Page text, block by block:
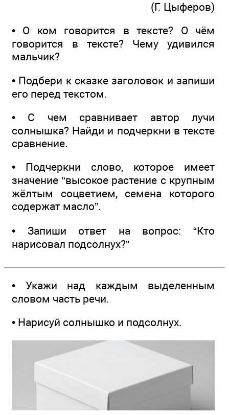
(Г. Цыферов)
• О ком говорится в тексте? О чём
говорится в тексте? Чему удивился
мальчик?
• Подбери к сказке заголовок и запиши
его перед текстом.
• С чем сравнивает автор лучи
солнышка? Найди и подчеркни в тексте
сравнение.
• Подчеркни слово, которое имеет
значение “высокое растение с крупным
жёлтым соцветием, семена которого
содержат масло”.
• Запиши ответ на вопрос: “Кто
нарисовал подсолнух?”
• Укажи над каждым выделенным
словом часть речи.
• Нарисуй солнышко и подсолнух.